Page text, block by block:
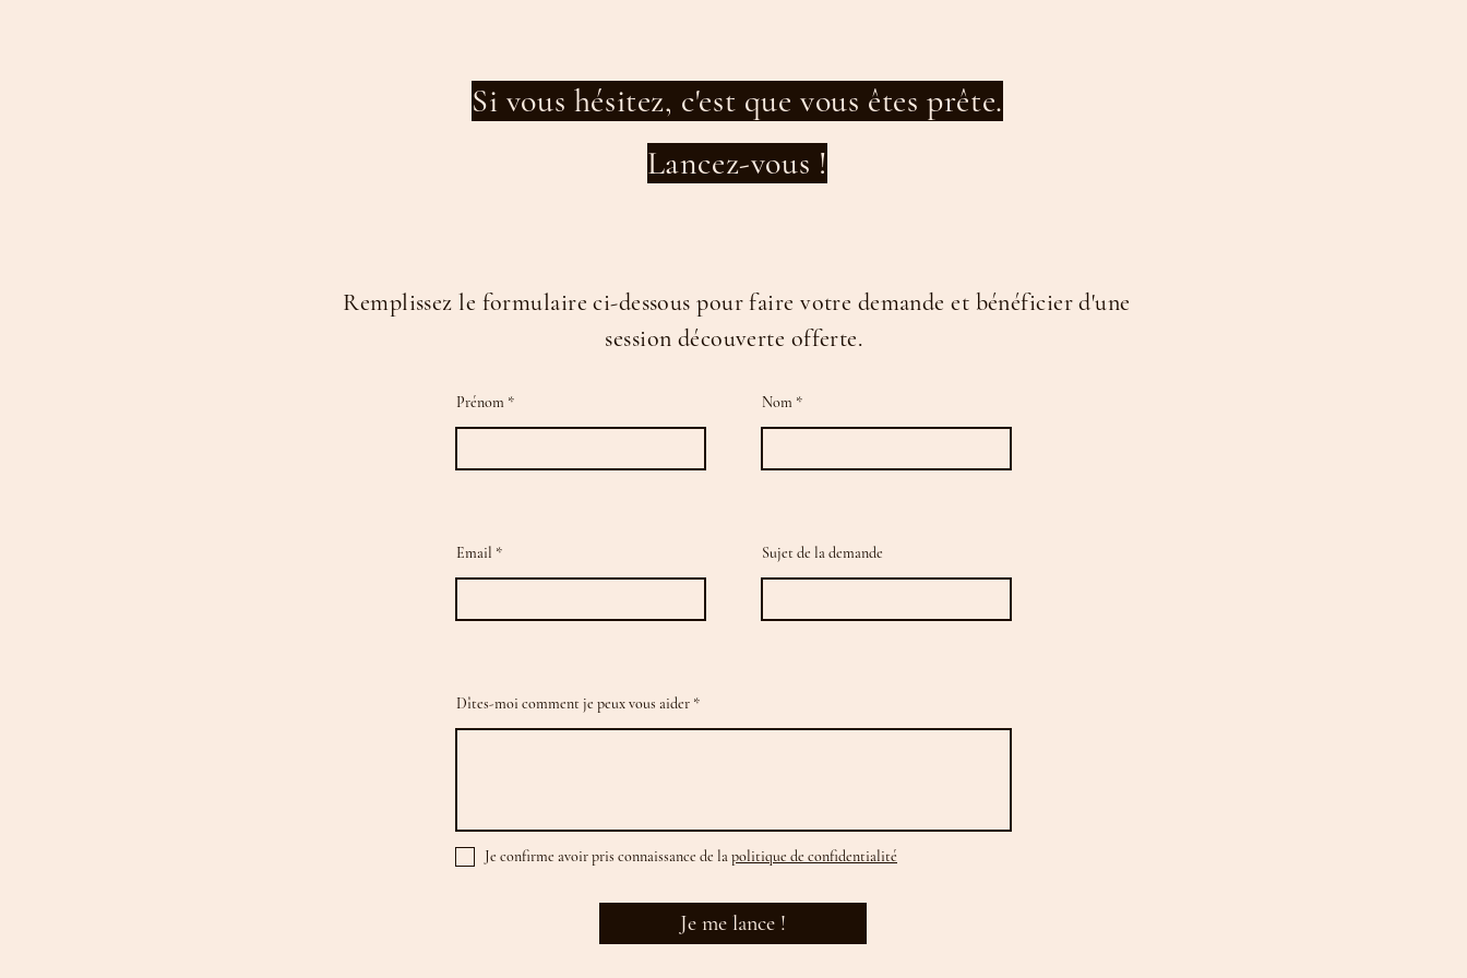
Si vous hésitez, c'est que vous êtes prête.
Lancez-vous !
Remplissez le formulaire ci-dessous pour faire votre demande et bénéficier d'une
session découverte offerte.
Prénom Nom
Email Sujet de la demande
Dîtes-moi comment je peux vous aider
Je confirme avoir pris connaissance de lapolitique de confidentialité
Je me lance !